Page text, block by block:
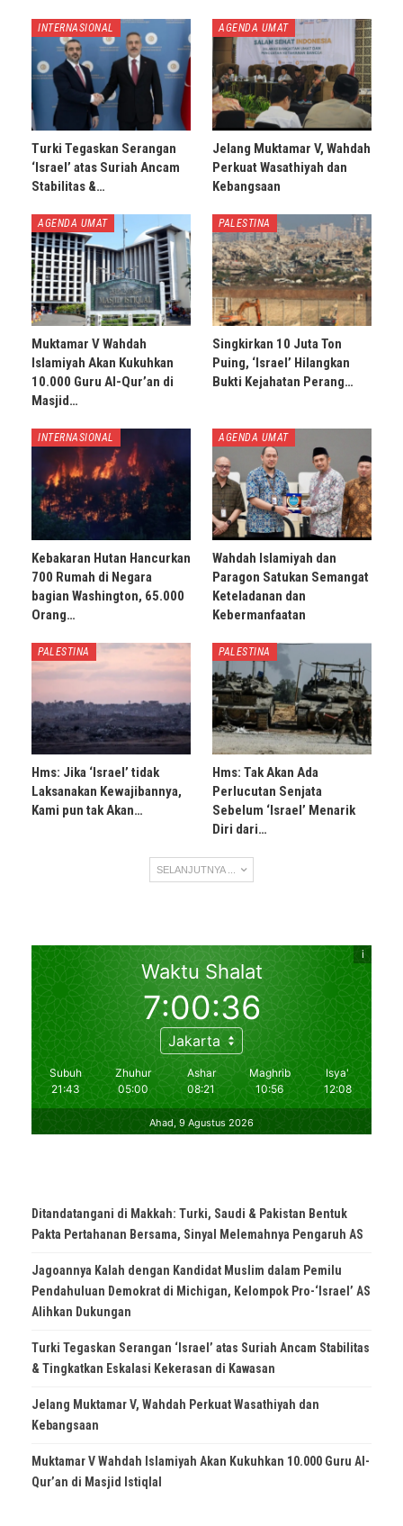
INTERNASIONAL
Turki Tegaskan Serangan
‘Israel’ atas Suriah Ancam
Stabilitas &…
AGENDA UMAT
Jelang Muktamar V, Wahdah
Perkuat Wasathiyah dan
Kebangsaan
AGENDA UMAT
Muktamar V Wahdah
Islamiyah Akan Kukuhkan
10.000 Guru Al-Qur’an di
Masjid…
PALESTINA
Singkirkan 10 Juta Ton
Puing, ‘Israel’ Hilangkan
Bukti Kejahatan Perang…
INTERNASIONAL
Kebakaran Hutan Hancurkan
700 Rumah di Negara
bagian Washington, 65.000
Orang…
AGENDA UMAT
Wahdah Islamiyah dan
Paragon Satukan Semangat
Keteladanan dan
Kebermanfaatan
PALESTINA
Hms: Jika ‘Israel’ tidak
Laksanakan Kewajibannya,
Kami pun tak Akan…
PALESTINA
Hms: Tak Akan Ada
Perlucutan Senjata
Sebelum ‘Israel’ Menarik
Diri dari…
SELANJUTNYA ...
Ditandatangani di Makkah: Turki, Saudi & Pakistan Bentuk
Pakta Pertahanan Bersama, Sinyal Melemahnya Pengaruh AS
Jagoannya Kalah dengan Kandidat Muslim dalam Pemilu
Pendahuluan Demokrat di Michigan, Kelompok Pro-‘Israel’ AS
Alihkan Dukungan
Turki Tegaskan Serangan ‘Israel’ atas Suriah Ancam Stabilitas
& Tingkatkan Eskalasi Kekerasan di Kawasan
Jelang Muktamar V, Wahdah Perkuat Wasathiyah dan
Kebangsaan
Muktamar V Wahdah Islamiyah Akan Kukuhkan 10.000 Guru Al-
Qur’an di Masjid Istiqlal